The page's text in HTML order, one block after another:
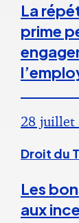
La
prime
28 juillet
Droit du
Les
aux